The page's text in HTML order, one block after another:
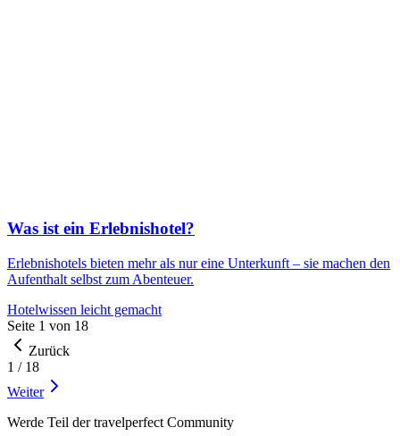
Was ist ein Erlebnishotel?
Erlebnishotels bieten mehr als nur eine Unterkunft – sie machen den
Aufenthalt selbst zum Abenteuer.
Hotelwissen leicht gemacht
Seite 1 von 18
Zurück
1 / 18
Weiter
Werde Teil der travelperfect Community